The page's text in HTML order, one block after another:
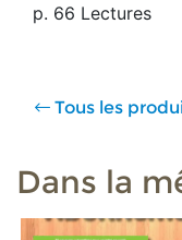
p. 66 Lectures
Tous les
Dans la